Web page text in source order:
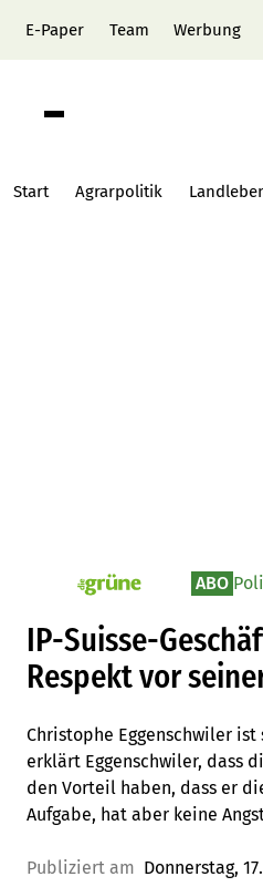
E-Paper Team Werbung
Start Agrarpolitik
pv_die-grune-online ABO
IP-Suisse-
Respekt vor
Christophe Eggenschwiler
erklärt Eggenschwiler, dass
den Vorteil haben, dass er
Aufgabe, hat aber keine
Publiziert am Donnerstag,